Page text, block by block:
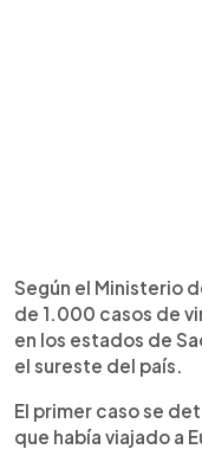
Según el Ministerio
de 1.000 casos de
en los estados de
el sureste del país.
El primer caso se
que había viajado a